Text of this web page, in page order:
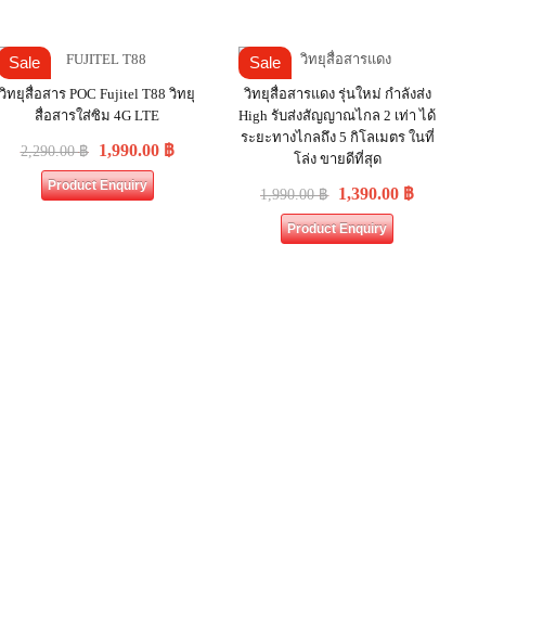
Sale
วิทยุสื่อสาร POC Fujitel T88 วิทยุ
สื่อสารใส่ซิม 4G LTE
2,290.00฿ 1,990.00 ฿
Product Enquiry
Sale
วิทยุสื่อสารแดง รุ่นใหม่ กำลังส่ง
High รับส่งสัญญาณไกล 2 เท่า ได้
ระยะทางไกลถึง 5 กิโลเมตร ในที่
โล่ง ขายดีที่สุด
1,990.00฿ 1,390.00 ฿
Product Enquiry